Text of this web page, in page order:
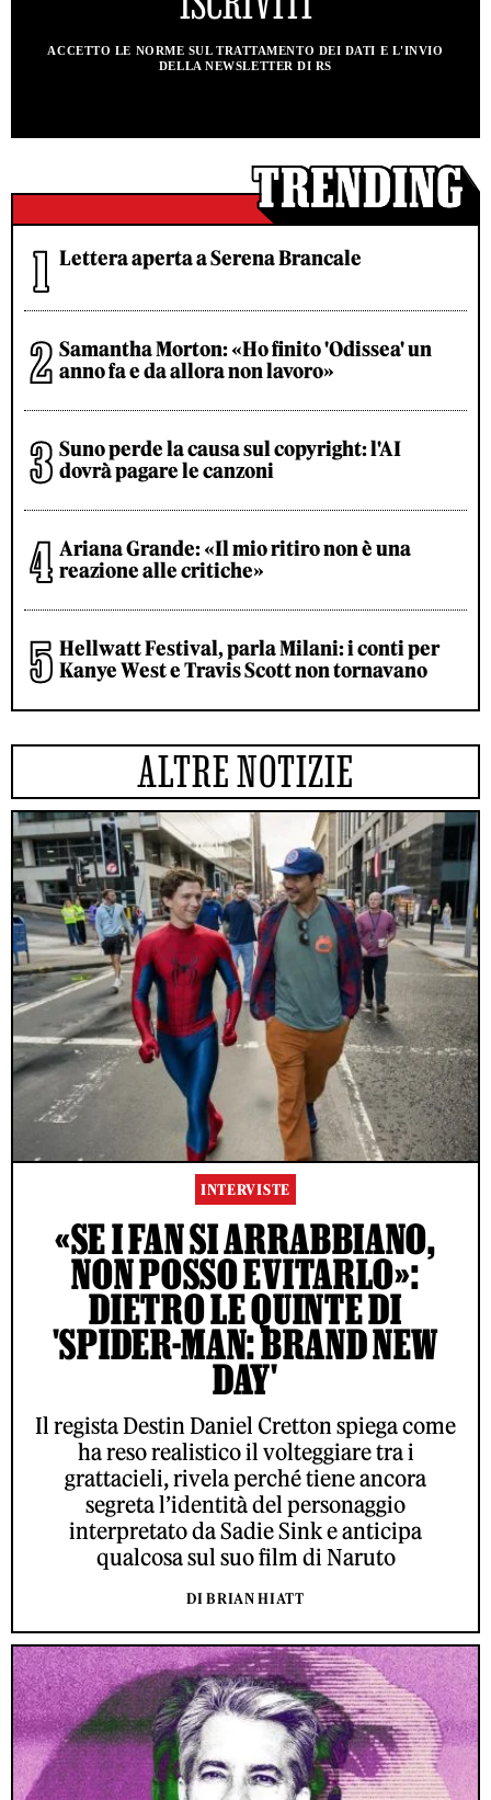
ACCETTO LE NORME SUL TRATTAMENTO DEI DATI E L'INVIO
DELLA NEWSLETTER DI RS
Lettera aperta a Serena Brancale
Samantha Morton: «Ho finito 'Odissea' un
anno fa e da allora non lavoro»
Suno perde la causa sul copyright: l'AI
dovrà pagare le canzoni
Ariana Grande: «Il mio ritiro non è una
reazione alle critiche»
Hellwatt Festival, parla Milani: i conti per
Kanye West e Travis Scott non tornavano
ALTRE NOTIZIE
INTERVISTE
«SE I FAN SI ARRABBIANO,
NON POSSO EVITARLO»:
DIETRO LE QUINTE DI
'SPIDER-MAN: BRAND NEW
DAY'
Il regista Destin Daniel Cretton spiega come
ha reso realistico il volteggiare tra i
grattacieli, rivela perché tiene ancora
segreta l’identità del personaggio
interpretato da Sadie Sink e anticipa
qualcosa sul suo film di Naruto
DI BRIAN HIATT